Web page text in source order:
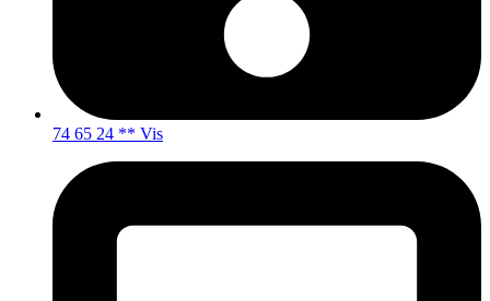
74 65 24 ** Vis